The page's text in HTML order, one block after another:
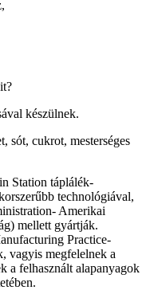
készülnek.
sót, cukrot, mesterséges
Station táplálék-
technológiával,
Amerikai
mellett gyártják.
Practice-
vagyis megfelelnek a
a felhasznált alapanyagok